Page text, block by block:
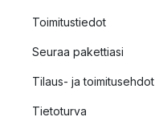
Toimitustiedot
Seuraa pakettiasi
Tilaus- ja toimitusehdot
Tietoturva